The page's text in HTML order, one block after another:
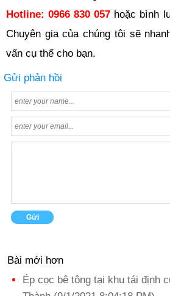
Hotline: 0966 830 057 hoặc bình
Chuyên gia của chúng tôi sẽ
vấn cụ thể cho bạn.
Gửi phản hồi
Bài mới hơn
Ép cọc bê tông tại khu tái định